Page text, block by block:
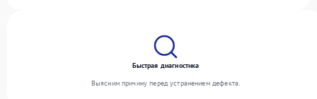
Быстрая диагностика
Выясним причину перед устранением дефекта.